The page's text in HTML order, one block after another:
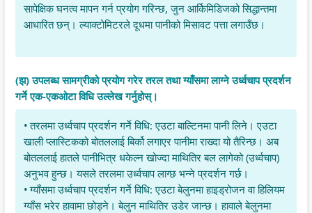
सापेक्षिक घनत्व मापन गर्न प्रयोग गरिन्छ, जुन आर्किमिडिजको सिद्धान्तमा
आधारित छन्। ल्याक्टोमिटरले दूधमा पानीको मिसावट पत्ता लगाउँछ।
(झ) उपलब्ध सामग्रीको प्रयोग गरेर तरल तथा ग्याँसमा लाग्ने उर्ध्वचाप प्रदर्शन
गर्ने एक-एकओटा विधि उल्लेख गर्नुहोस्।
• तरलमा उर्ध्वचाप प्रदर्शन गर्ने विधि: एउटा बाल्टिनमा पानी लिने। एउटा
खाली प्लास्टिकको बोतललाई बिर्को लगाएर पानीमा राख्दा यो तैरिन्छ। अब
बोतललाई हातले पानीभित्र धकेल्न खोज्दा माथितिर बल लागेको (उर्ध्वचाप)
अनुभव हुन्छ। यसले तरलमा उर्ध्वचाप लाग्छ भन्ने प्रदर्शन गर्छ।
• ग्याँसमा उर्ध्वचाप प्रदर्शन गर्ने विधि: एउटा बेलुनमा हाइड्रोजन वा हिलियम
ग्याँस भरेर हावामा छोड्ने। बेलुन माथितिर उडेर जान्छ। हावाले बेलुनमा